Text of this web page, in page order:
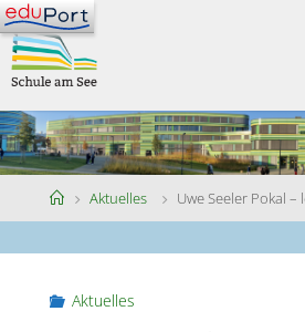
Skip
to
content
CHU
LEA
MS
EE
HomeAktuelles Uwe Seeler Pokal
Aktuelles